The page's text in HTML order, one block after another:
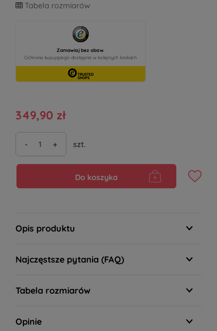
Tabela rozmiarów
349,90 zł
- + szt.
Do koszyka
Opis produktu
Najczęstsze pytania (FAQ)
Tabela rozmiarów
Opinie